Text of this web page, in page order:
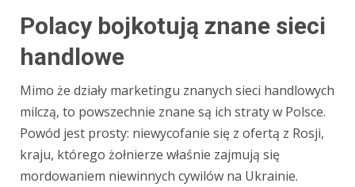
Polacy bojkotują znane sieci
handlowe
Mimo że działy marketingu znanych sieci handlowych
milczą, to powszechnie znane są ich straty w Polsce.
Powód jest prosty: niewycofanie się z ofertą z Rosji,
kraju, którego żołnierze właśnie zajmują się
mordowaniem niewinnych cywilów na Ukrainie.